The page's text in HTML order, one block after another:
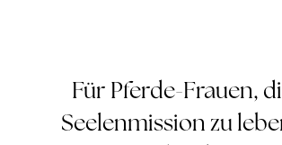
Für Pferde-Frauen,
Seelenmission zu